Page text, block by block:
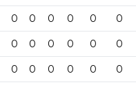
0 0 0 0 0 0
0 0 0 0 0 0
0 0 0 0 0 0